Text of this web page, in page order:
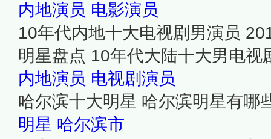
内地演员 电影演员
10年代内地十大电视剧男演员
明星盘点 10年代大陆十大男电视
内地演员 电视剧演员
哈尔滨十大明星 哈尔滨明星有哪
明星 哈尔滨市